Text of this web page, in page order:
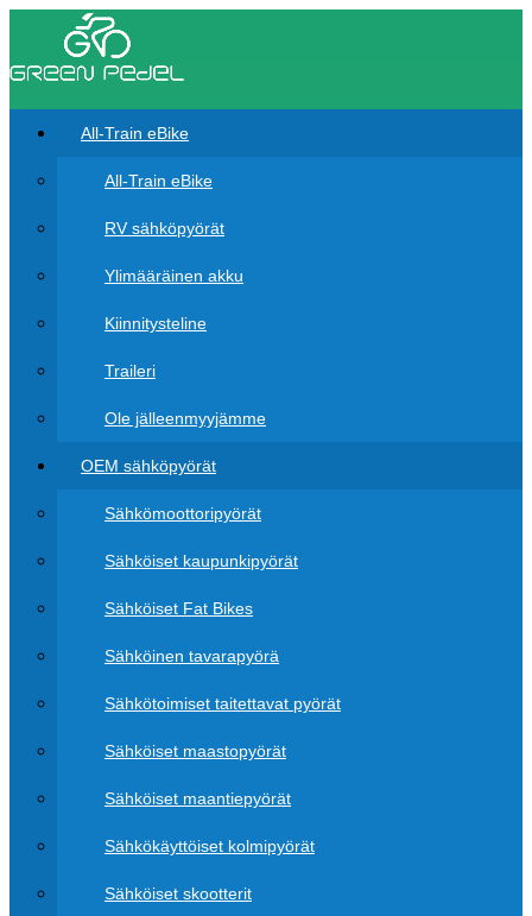
All-Train eBike
All-Train eBike
RV sähköpyörät
Ylimääräinen akku
Kiinnitysteline
Traileri
Ole jälleenmyyjämme
OEM sähköpyörät
Sähkömoottoripyörät
Sähköiset kaupunkipyörät
Sähköiset Fat Bikes
Sähköinen tavarapyörä
Sähkötoimiset taitettavat pyörät
Sähköiset maastopyörät
Sähköiset maantiepyörät
Sähkökäyttöiset kolmipyörät
Sähköiset skootterit